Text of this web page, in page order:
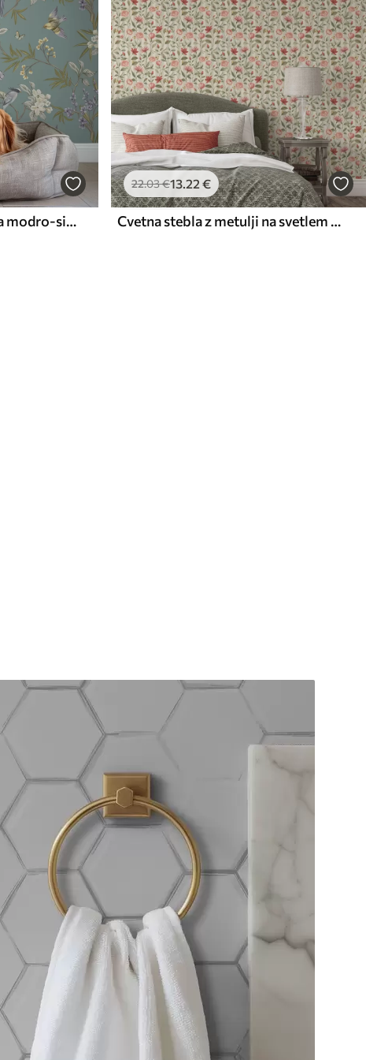
Ptice, cvetje in metulji na modro-sivem ozadju
22.03€13.22 €
Cvetna stebla z metulji na svetlem ozadju